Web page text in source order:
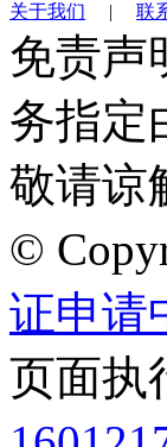
关于我们 | 联
免责声
务指定
敬请谅
©
证申请
页面